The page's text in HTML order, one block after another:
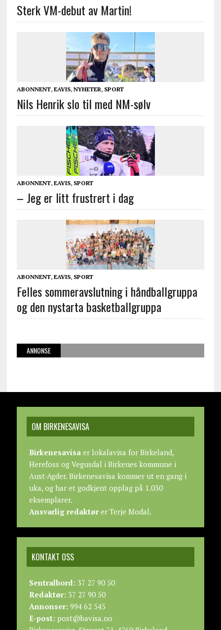
Sterk VM-debut av Martin!
ABONNENT, EAVIS, NYHETER, SPORT
Nils Henrik slo til med NM-sølv
ABONNENT, EAVIS, SPORT
– Jeg er litt frustrert i dag
ABONNENT, EAVIS, SPORT
Felles sommeravslutning i håndballgruppa
og den nystarta basketballgruppa
ANNONSE
OM BIRKENESAVISA
Birkenesavisaer lokalavisa for Birkeland,
Herefoss og Vegusdal i Birkenes kommune i
Aust-Agder. Birkenesavisa kommer ut en gang i
uka, og har et godkjent opplag på 1.030
eksemplarer.
Ansvarlig redaktører Terje Modal.
KONTAKT OSS
Sentralbord:37 27 90 50
Redaktør:37 27 90 50
Annonser:994 62 545
E-post:post@bavisa.no